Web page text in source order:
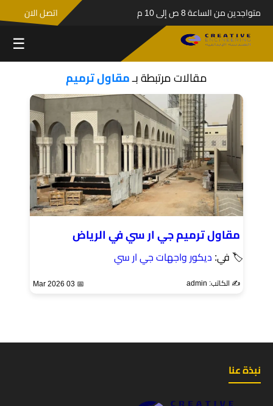
متواجدين من الساعة 8 ص إلى 10 م اتصل الان
☰
مقالات مرتبطة بـمقاول ترميم
مقاول ترميم جي ار سي في الرياض
🏷 في: ديكور واجهات جي ار سي
✍️ الكاتب: admin 📅 03 Mar 2026
نبذة عنا